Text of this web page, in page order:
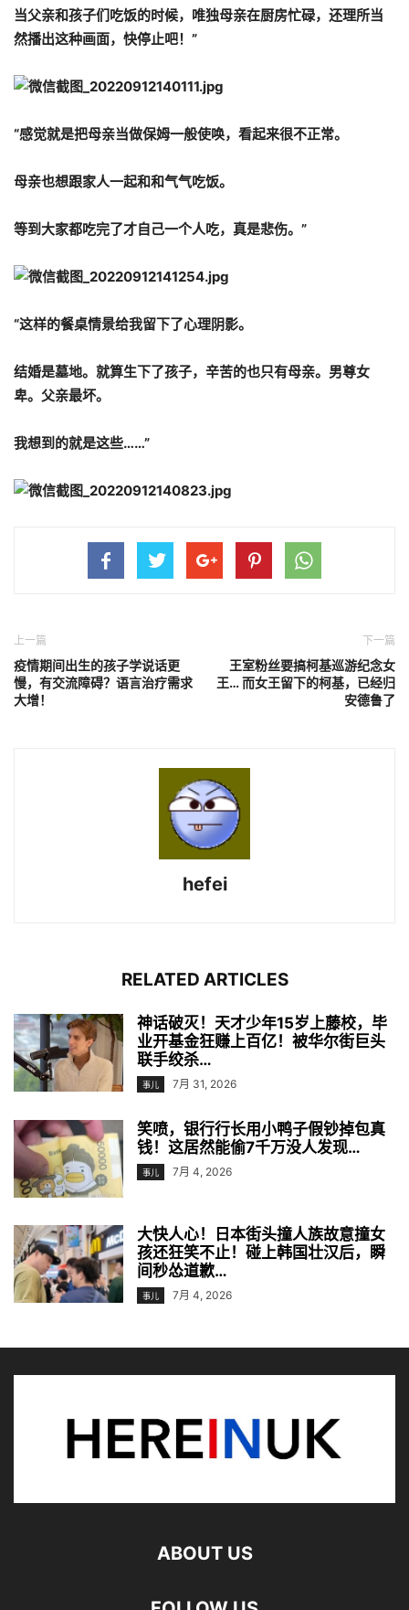
当父亲和孩子们吃饭的时候，唯独母亲在厨房忙碌，还理所当
然播出这种画面，快停止吧！”
“感觉就是把母亲当做保姆一般使唤，看起来很不正常。
母亲也想跟家人一起和和气气吃饭。
等到大家都吃完了才自己一个人吃，真是悲伤。”
“这样的餐桌情景给我留下了心理阴影。
结婚是墓地。就算生下了孩子，辛苦的也只有母亲。男尊女
卑。父亲最坏。
我想到的就是这些……”
上一篇
疫情期间出生的孩子学说话更
慢，有交流障碍？语言治疗需求
大增！
下一篇
王室粉丝要搞柯基巡游纪念女
王… 而女王留下的柯基，已经归
安德鲁了
hefei
RELATED ARTICLES
神话破灭！天才少年15岁上藤校，毕
业开基金狂赚上百亿！被华尔街巨头
联手绞杀…
事儿 7月 31, 2026
笑喷，银行行长用小鸭子假钞掉包真
钱！这居然能偷7千万没人发现…
事儿 7月 4, 2026
大快人心！日本街头撞人族故意撞女
孩还狂笑不止！碰上韩国壮汉后，瞬
间秒怂道歉…
事儿 7月 4, 2026
ABOUT US